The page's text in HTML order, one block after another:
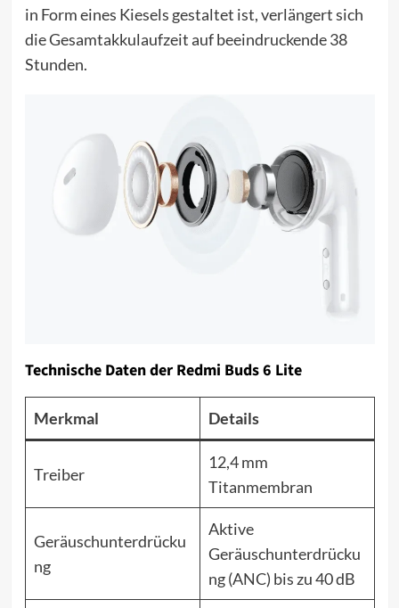
in Form eines Kiesels gestaltet ist, verlängert sich
die Gesamtakkulaufzeit auf beeindruckende 38
Stunden.
Technische Daten der Redmi Buds 6 Lite
Merkmal Details
Treiber
12,4 mm
Titanmembran
Geräuschunterdrücku
ng
Aktive
Geräuschunterdrücku
ng (ANC) bis zu 40 dB